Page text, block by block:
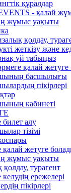
құралдар
- қалай
жұмыс уақыты
қолдау,
жеткізу және
үй табыңыз
қалай
басшылығы
пікірлері
кабинеті
билет алу
тізімі
қалай жетуге
жұмыс уақыты
турагент
ережелері
пікірлері